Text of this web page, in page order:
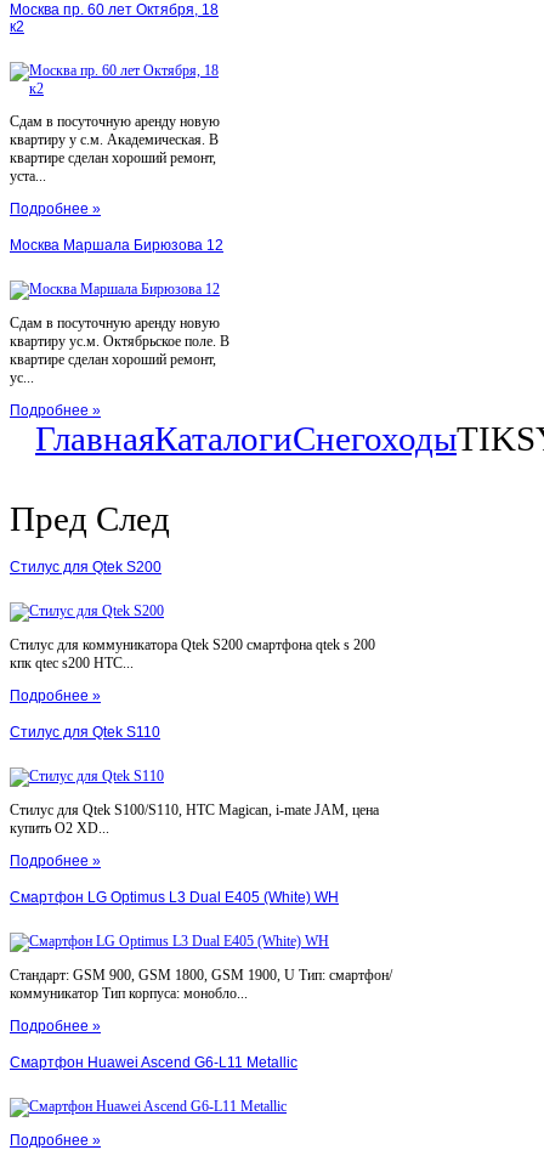
Москва пр. 60 лет Октября, 18
к2
Сдам в посуточную аренду новую
квартиру у с.м. Академическая. В
квартире сделан хороший ремонт,
уста...
Подробнее »
Москва Маршала Бирюзова 12
Сдам в посуточную аренду новую
квартиру ус.м. Октябрьское поле. В
квартире сделан хороший ремонт,
ус...
Подробнее »
ГлавнаяКаталогиСнегоходы
Пред След
Стилус для Qtek S200
Стилус для коммуникатора Qtek S200 смартфона qtek s 200
кпк qtec s200 HTC...
Подробнее »
Стилус для Qtek S110
Стилус для Qtek S100/S110, HTC Magican, i-mate JAM, цена
купить O2 XD...
Подробнее »
Смартфон LG Optimus L3 Dual E405 (White) WH
Стандарт: GSM 900, GSM 1800, GSM 1900, U Тип: смартфон/
коммуникатор Тип корпуса: монобло...
Подробнее »
Смартфон Huawei Ascend G6-L11 Metallic
Подробнее »